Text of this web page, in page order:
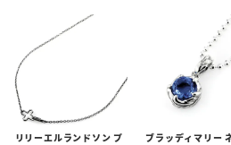
リリーエルランドソン プ
ブラッディマリー